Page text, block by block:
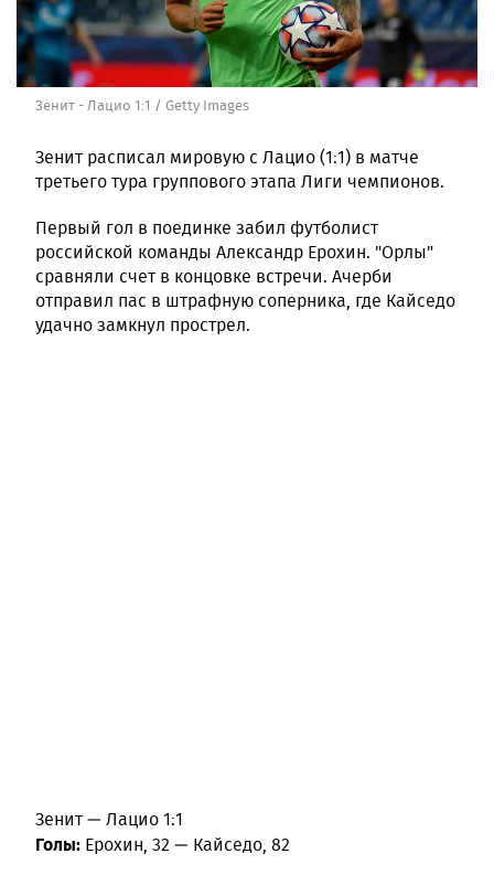
Зенит - Лацио 1:1 / Getty Images
Зенит расписал мировую с Лацио (1:1) в матче
третьего тура группового этапа Лиги чемпионов.
Первый гол в поединке забил футболист
российской команды Александр Ерохин. "Орлы"
сравняли счет в концовке встречи. Ачерби
отправил пас в штрафную соперника, где Кайседо
удачно замкнул прострел.
Зенит — Лацио 1:1
Голы: Ерохин, 32 — Кайседо, 82